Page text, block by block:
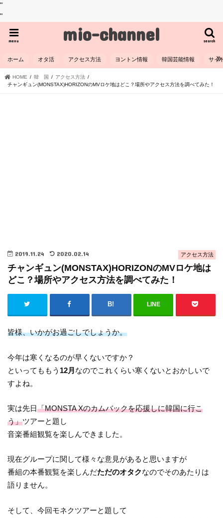
"
"
mio-channel search
menu
ホーム オタ活 アクセス方法 ヨントン情報 韓国芸能情報 サイ
HOME 韓 国
アクセス方法
チャンギュン(MONSTAX)HORIZONのMVロケ地はどこ？場所やアクセス方法を調べてみた！
アクセス方法
2019.11.24 2020.02.14
チャンギュン(MONSTAX)HORIZONのMVロケ地は
どこ？場所やアクセス方法を調べてみた！
LINE
皆様、いかがお過ごしでしょうか。
今年は寒くなるのが早くないですか？
といってももう 12月 なのでこれくらい寒くないとおかしいで
すよね。
実は先日「MONSTA Xのカムバックを応援しに韓国に行こ
う」ツアーと題し
音楽番組観覧を楽しんできました。
現在グループに関して様々な意見があると思いますが
番組の本番観覧を楽しんだただのオタクなのでそのあたりは
語りません。
そして、今回モネクツアーと題して